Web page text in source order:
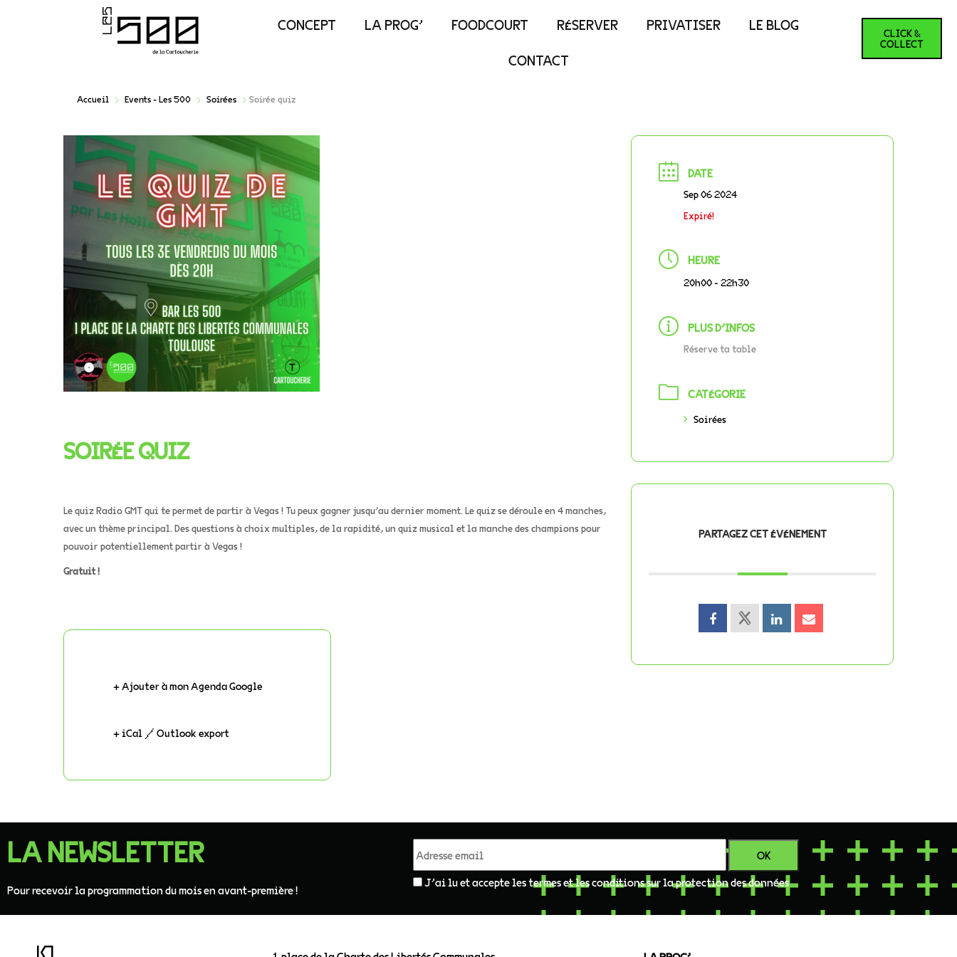
CONCEPT LA PROG’ FOODCOURT RÉSERVER PRIVATISER LE BLOG
CONTACT
CLICK &
COLLECT
Accueil Events - Les 500 Soirées Soirée quiz
SOIRÉE QUIZ
Le quiz Radio GMT qui te permet de partir à Vegas ! Tu peux gagner jusqu’au dernier moment. Le quiz se déroule en 4 manches,
avec un thème principal. Des questions à choix multiples, de la rapidité, un quiz musical et la manche des champions pour
pouvoir potentiellement partir à Vegas !
Gratuit !
+ Ajouter à mon Agenda Google
+ iCal / Outlook export
DATE
Sep 06 2024
Expiré!
HEURE
20h00 - 22h30
PLUS D'INFOS
Réserve ta table
CATÉGORIE
Soirées
PARTAGEZ CET ÉVÉNEMENT
LA NEWSLETTER
Pour recevoir la programmation du mois en avant-première !
J'ai lu et accepte les termes et les conditions sur la protection des données